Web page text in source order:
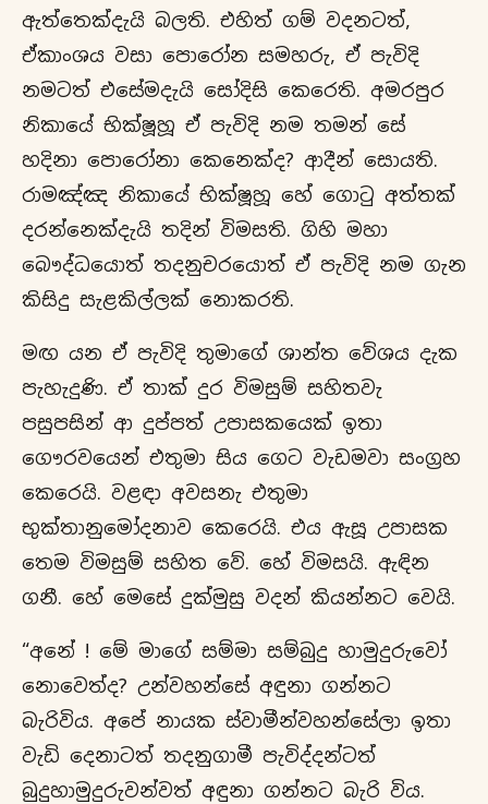
ඇත්තෙක්දැයි බලති. එහිත් ගම් වදනටත්,
ඒකාංශය වසා පොරෝන සමහරු, ඒ පැවිදි
නමටත් එසේමදැයි සෝදිසි කෙරෙති. අමරපුර
නිකායේ භික්ෂූහූ ඒ පැවිදි නම තමන් සේ
හදිනා පොරෝනා කෙනෙක්ද? ආදීන් සොයති.
රාමඤ්ඤ නිකායේ භික්ෂූහූ හේ ගොටු අත්තක්
දරන්නෙක්දැයි තදින් විමසති. ගිහි මහා
බෞද්ධයොත් තදනුචරයොත් ඒ පැවිදි නම ගැන
කිසිදු සැළකිල්ලක් නොකරති.
මඟ යන ඒ පැවිදි තුමාගේ ශාන්ත වේශය දැක
පැහැදුණි. ඒ තාක් දුර විමසුම් සහිතවැ
පසුපසින් ආ දුප්පත් උපාසකයෙක් ඉතා
ගෞරවයෙන් එතුමා සිය ගෙට වැඩමවා සංග්‍රහ
කෙරෙයි. වළඳා අවසනැ එතුමා
භුක්තානුමෝදනාව කෙරෙයි. එය ඇසූ උපාසක
තෙම විමසුම් සහිත වේ. හේ විමසයි. ඇඳින
ගනී. හේ මෙසේ දුක්මුසු වදන් කියන්නට වෙයි.
“අනේ ! මේ මාගේ සම්මා සම්බුදු හාමුදුරුවෝ
නොවෙත්ද? උන්වහන්සේ අඳුනා ගන්නට
බැරිවිය. අපේ නායක ස්වාමීන්වහන්සේලා ඉතා
වැඩි දෙනාටත් තදනුගාමී පැවිද්දන්ටත්
බුදුහාමුදුරුවන්වත් අඳුනා ගන්නට බැරි විය.